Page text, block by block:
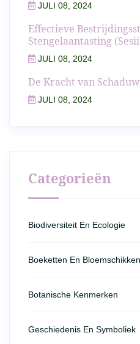
JULI 08, 2024
Effectieve
Stengelaantasting
JULI 08, 2024
De Kracht van
JULI 08, 2024
Categorieën
Biodiversiteit En Ecologie
Boeketten En Bloemschikken
Botanische Kenmerken
Geschiedenis En Symboliek